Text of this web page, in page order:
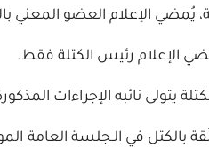
يُمضي الإعلام العضو المعني
يُمضي الإعلام رئيس الكتلة فقط.
يتولى نائبه الإجراءات
بالكتل في الـجلسة العامة